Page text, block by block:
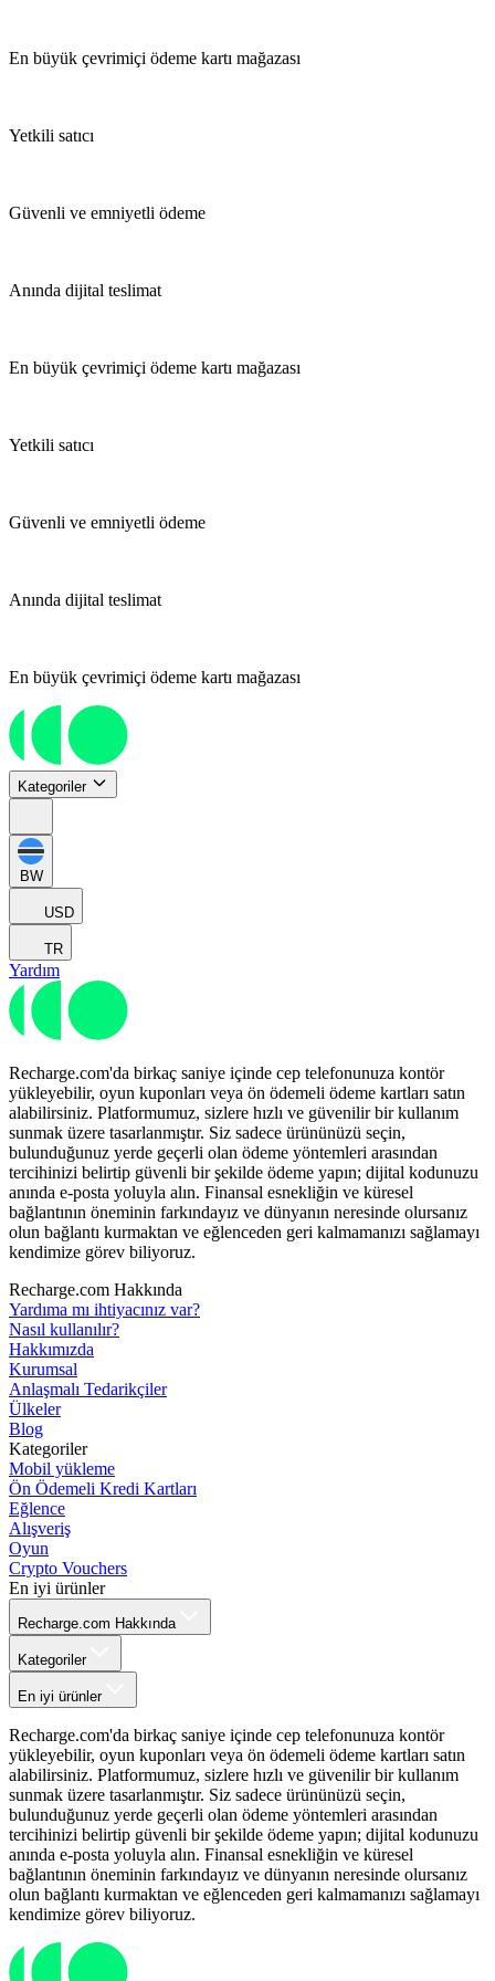
En büyük çevrimiçi ödeme kartı mağazası
Yetkili satıcı
Güvenli ve emniyetli ödeme
Anında dijital teslimat
En büyük çevrimiçi ödeme kartı mağazası
Yetkili satıcı
Güvenli ve emniyetli ödeme
Anında dijital teslimat
En büyük çevrimiçi ödeme kartı mağazası
Kategoriler
BW
USD
TR
Yardım
Recharge.com'da birkaç saniye içinde cep telefonunuza kontör
yükleyebilir, oyun kuponları veya ön ödemeli ödeme kartları satın
alabilirsiniz. Platformumuz, sizlere hızlı ve güvenilir bir kullanım
sunmak üzere tasarlanmıştır. Siz sadece ürününüzü seçin,
bulunduğunuz yerde geçerli olan ödeme yöntemleri arasından
tercihinizi belirtip güvenli bir şekilde ödeme yapın; dijital kodunuzu
anında e-posta yoluyla alın. Finansal esnekliğin ve küresel
bağlantının öneminin farkındayız ve dünyanın neresinde olursanız
olun bağlantı kurmaktan ve eğlenceden geri kalmamanızı sağlamayı
kendimize görev biliyoruz.
Recharge.com Hakkında
Yardıma mı ihtiyacınız var?
Nasıl kullanılır?
Hakkımızda
Kurumsal
Anlaşmalı Tedarikçiler
Ülkeler
Blog
Kategoriler
Mobil yükleme
Ön Ödemeli Kredi Kartları
Eğlence
Alışveriş
Oyun
Crypto Vouchers
En iyi ürünler
Recharge.com Hakkında
Kategoriler
En iyi ürünler
Recharge.com'da birkaç saniye içinde cep telefonunuza kontör
yükleyebilir, oyun kuponları veya ön ödemeli ödeme kartları satın
alabilirsiniz. Platformumuz, sizlere hızlı ve güvenilir bir kullanım
sunmak üzere tasarlanmıştır. Siz sadece ürününüzü seçin,
bulunduğunuz yerde geçerli olan ödeme yöntemleri arasından
tercihinizi belirtip güvenli bir şekilde ödeme yapın; dijital kodunuzu
anında e-posta yoluyla alın. Finansal esnekliğin ve küresel
bağlantının öneminin farkındayız ve dünyanın neresinde olursanız
olun bağlantı kurmaktan ve eğlenceden geri kalmamanızı sağlamayı
kendimize görev biliyoruz.